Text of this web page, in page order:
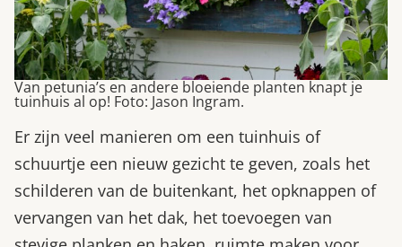
Van petunia’s en andere bloeiende planten knapt je
tuinhuis al op! Foto: Jason Ingram.
Er zijn veel manieren om een tuinhuis of
schuurtje een nieuw gezicht te geven, zoals het
schilderen van de buitenkant, het opknappen of
vervangen van het dak, het toevoegen van